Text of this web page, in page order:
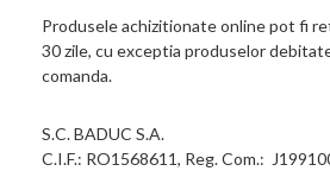
Produsele achizitionate online pot fi
30 zile, cu exceptia produselor
comanda.
S.C. BADUC S.A.
C.I.F.: RO1568611, Reg. Com.: